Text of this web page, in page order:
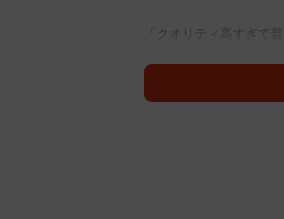
「クオリティ高すぎて
「奥さまと娘さんが喜